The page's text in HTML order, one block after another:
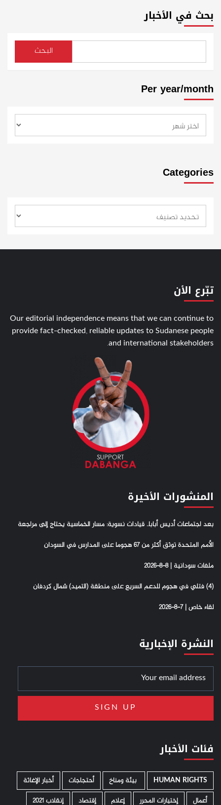
بحث في الأخبار
البحث
Per year/month
Categories
تبّرع الأن
Our editorial independence means that we can continue to
provide fact-checked, reliable updates to Sudanese people
and international stakeholders.
المنشورات الأخيرة
بعد اجتماعات أديس أبابا.. قيادات نسوية: مسار الخماسية يحتاج إلى مراجعة
الأمم المتحدة توثق أكثر من 67 هجوما على المدارس في السودان
ملفات سودانية | 8-8-2026
(4) فتلي في هجوم للدعم السريع على منطقة (التميد) شمال كردفان
لقاء خاص | 7-8-2026
النشرة الإخبارية
فئات الأخبار
HUMAN RIGHTS ­ بيئة ومناخ أحتجاجات
أخبار الإغاثة
أعمال
إختيارات المحرر إعلام إقتصاد إنقلاب 2021